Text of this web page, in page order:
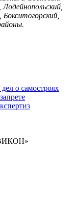
о самостроях